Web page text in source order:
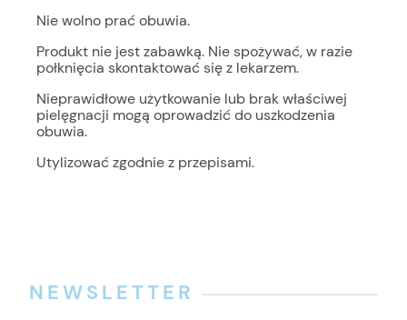
Nie wolno prać obuwia.
Produkt nie jest zabawką. Nie spożywać, w razie
połknięcia skontaktować się z lekarzem.
Nieprawidłowe użytkowanie lub brak właściwej
pielęgnacji mogą oprowadzić do uszkodzenia
obuwia.
Utylizować zgodnie z przepisami.
NEWSLETTER